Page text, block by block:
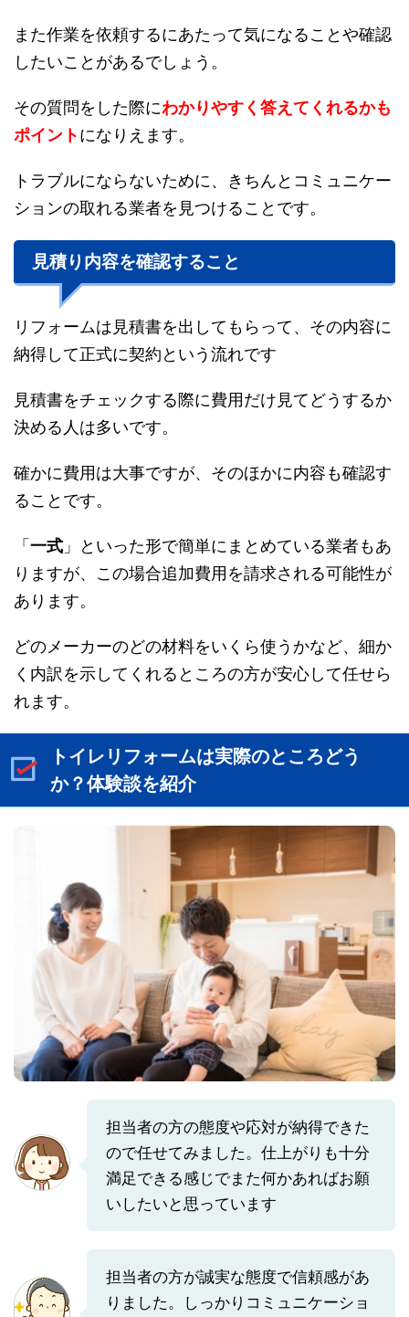
また作業を依頼するにあたって気になることや確認
したいことがあるでしょう。
その質問をした際にわかりやすく答えてくれるかも
ポイントになりえます。
トラブルにならないために、きちんとコミュニケー
ションの取れる業者を見つけることです。
見積り内容を確認すること
リフォームは見積書を出してもらって、その内容に
納得して正式に契約という流れです
見積書をチェックする際に費用だけ見てどうするか
決める人は多いです。
確かに費用は大事ですが、そのほかに内容も確認す
ることです。
「 一式 」といった形で簡単にまとめている業者もあ
りますが、この場合追加費用を請求される可能性が
あります。
どのメーカーのどの材料をいくら使うかなど、細か
く内訳を示してくれるところの方が安心して任せら
れます。
トイレリフォームは実際のところどう
か？体験談を紹介
担当者の方の態度や応対が納得できた
ので任せてみました。仕上がりも十分
満足できる感じでまた何かあればお願
いしたいと思っています
担当者の方が誠実な態度で信頼感があ
りました。しっかりコミュニケーショ